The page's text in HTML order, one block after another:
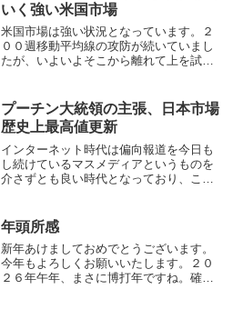
いく強い米国市場
米国市場は強い状況となっています。２
００週移動平均線の攻防が続いていまし
たが、いよいよそこから離れて上を試す
た反応であったということが株式市場に
おいては結果論的に分かっ...
プーチン大統領の主張、日本市場
歴史上最高値更新
インターネット時代は偏向報道を今日も
し続けているマスメディアというものを
介さずとも良い時代となっており、この
た自己主張を伺うと意見は違えど巷のロ
シアは悪だプーチン大統領...
年頭所感
新年あけましておめでとうございます。
今年もよろしくお願いいたします。２０
２６年午年、まさに博打年ですね。確か